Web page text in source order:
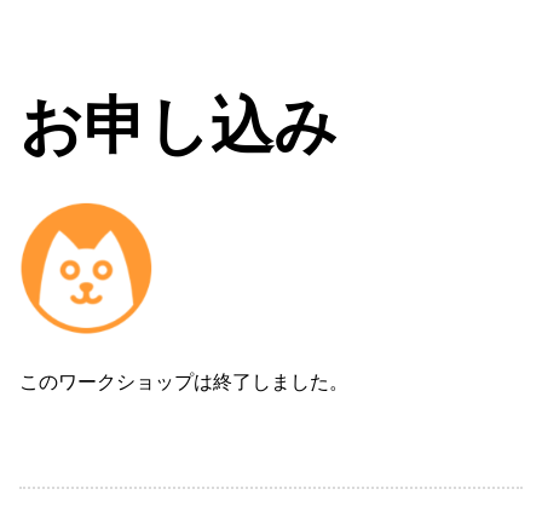
お申し込み
このワークショップは終了しました。